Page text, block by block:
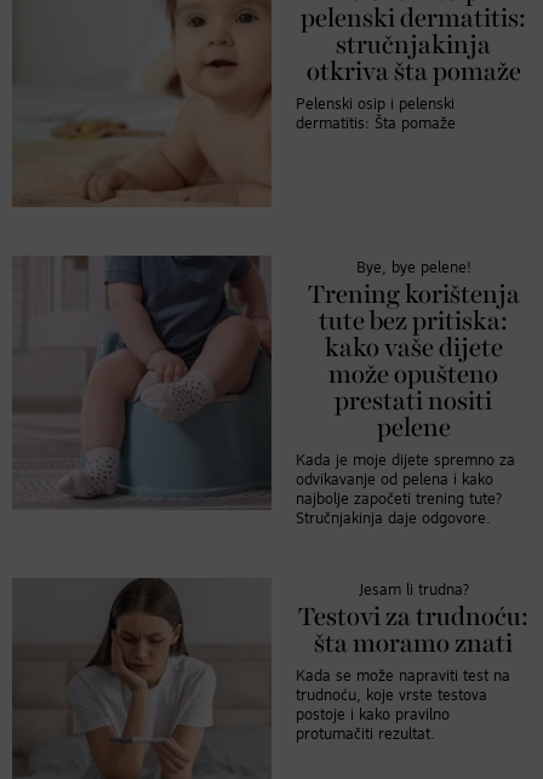
pelenski dermatitis:
stručnjakinja
otkriva šta pomaže
Pelenski osip i pelenski
dermatitis: Šta pomaže
Bye, bye pelene!
Trening korištenja
tute bez pritiska:
kako vaše dijete
može opušteno
prestati nositi
pelene
Kada je moje dijete spremno za
odvikavanje od pelena i kako
najbolje započeti trening tute?
Stručnjakinja daje odgovore.
Jesam li trudna?
Testovi za trudnoću:
šta moramo znati
Kada se može napraviti test na
trudnoću, koje vrste testova
postoje i kako pravilno
protumačiti rezultat.